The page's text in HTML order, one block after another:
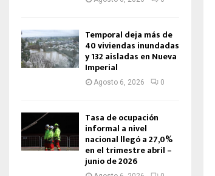
Temporal deja más de
40 viviendas inundadas
y 132 aisladas en Nueva
Imperial
Agosto 6, 2026 0
Tasa de ocupación
informal a nivel
nacional llegó a 27,0%
en el trimestre abril –
junio de 2026